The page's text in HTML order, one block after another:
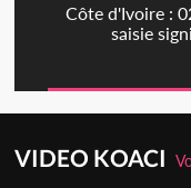
Côte d'Ivoire :
saisie
VIDEO KOACI